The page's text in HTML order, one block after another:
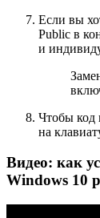
Если вы
Public в
и
Чтобы код
на
Видео: как
Windows 10